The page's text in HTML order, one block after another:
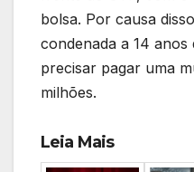
bolsa. Por causa
condenada a 14 anos
precisar pagar uma
milhões.
Leia Mais